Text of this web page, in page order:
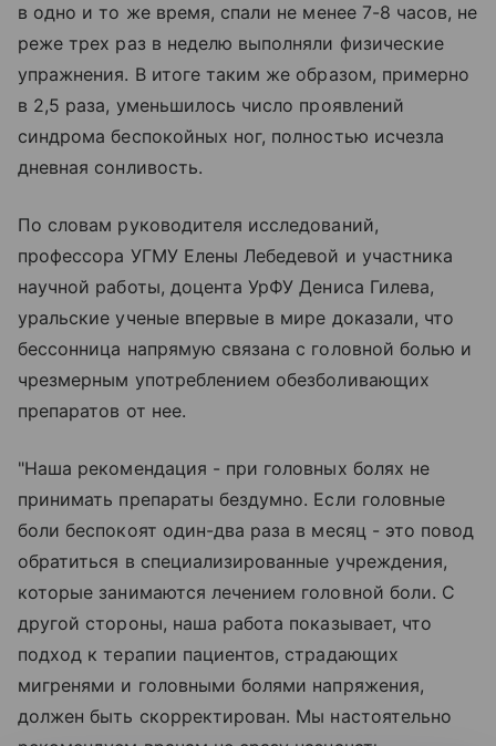
в одно и то же время, спали не менее 7-8 часов, не
реже трех раз в неделю выполняли физические
упражнения. В итоге таким же образом, примерно
в 2,5 раза, уменьшилось число проявлений
синдрома беспокойных ног, полностью исчезла
дневная сонливость.
По словам руководителя исследований,
профессора УГМУ Елены Лебедевой и участника
научной работы, доцента УрФУ Дениса Гилева,
уральские ученые впервые в мире доказали, что
бессонница напрямую связана с головной болью и
чрезмерным употреблением обезболивающих
препаратов от нее.
"Наша рекомендация - при головных болях не
принимать препараты бездумно. Если головные
боли беспокоят один-два раза в месяц - это повод
обратиться в специализированные учреждения,
которые занимаются лечением головной боли. С
другой стороны, наша работа показывает, что
подход к терапии пациентов, страдающих
мигренями и головными болями напряжения,
должен быть скорректирован. Мы настоятельно